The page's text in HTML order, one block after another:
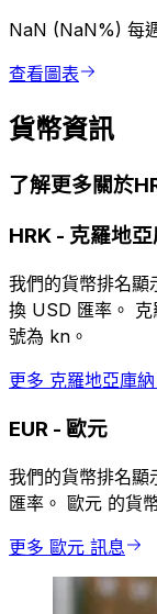
NaN (NaN%) 每
查看圖表
貨幣資訊
了解更多關於
HRK - 克羅地亞
我們的貨幣排名顯
換 USD 匯率。
號為 kn。
更多 克羅地亞庫
EUR - 歐元
我們的貨幣排名
匯率。 歐元 的貨
更多 歐元 訊息